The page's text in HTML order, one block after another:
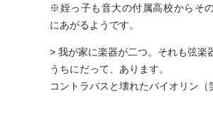
※姪っ子も音大の付属高校からそ
にあがるようです。
> 我が家に楽器が二つ。それも弦楽
うちにだって、あります。
コントラバスと壊れたバイオリン（